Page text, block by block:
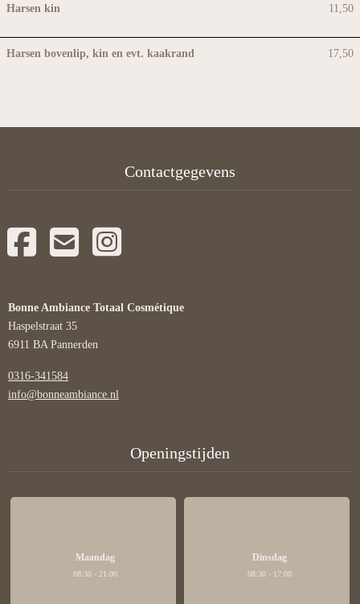
Harsen kin 11,50
Harsen bovenlip, kin en evt. kaakrand 17,50
Contactgegevens
Bonne Ambiance Totaal Cosmétique
Haspelstraat 35
6911 BA Pannerden
0316-341584
info@bonneambiance.nl
Openingstijden
Maandag
08:30 - 21:00
Dinsdag
08:30 - 17:00